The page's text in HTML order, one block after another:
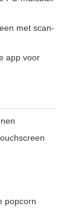
met scan-
app voor
popcorn